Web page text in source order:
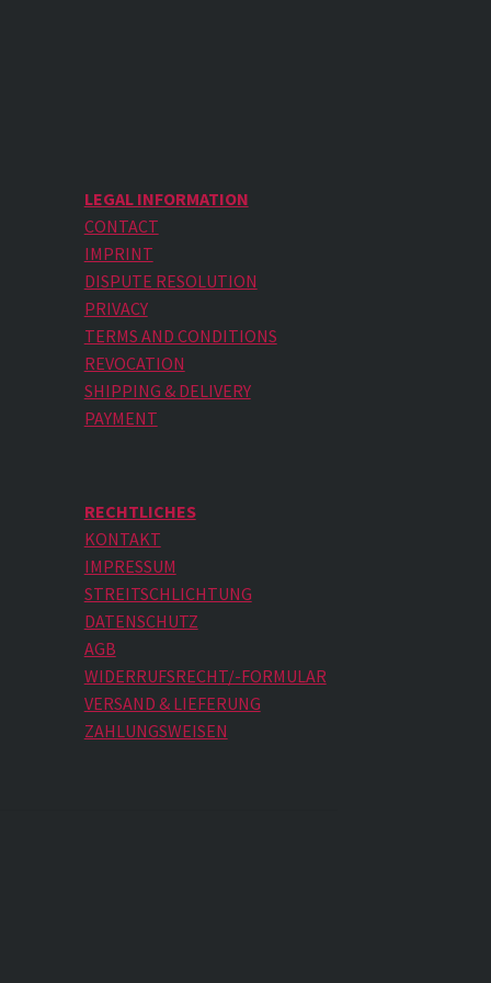
LEGAL INFORMATION
CONTACT
IMPRINT
DISPUTE RESOLUTION
PRIVACY
TERMS AND CONDITIONS
REVOCATION
SHIPPING & DELIVERY
PAYMENT
RECHTLICHES
KONTAKT
IMPRESSUM
STREITSCHLICHTUNG
DATENSCHUTZ
AGB
WIDERRUFSRECHT/-FORMULAR
VERSAND & LIEFERUNG
ZAHLUNGSWEISEN